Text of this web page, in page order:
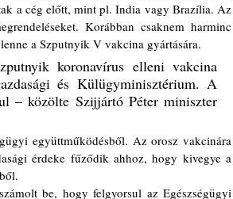
a cég előtt, mint pl. India vagy Brazília. Az
Korábban csaknem harminc
a Szputnyik V vakcina gyártására.
koronavírus elleni vakcina
és Külügyminisztérium. A
– közölte Szijjártó Péter miniszter
érdeke fűződik ahhoz, hogy kivegye a